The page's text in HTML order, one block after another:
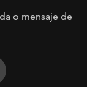
o mensaje de
on on
It